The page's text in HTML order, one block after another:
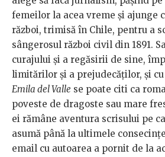
femeilor la acea vreme și ajunge
război, trimisă în Chile, pentru a
sângerosul război civil din 1891.
curajului și a regăsirii de sine,
limitărilor și a prejudecăților, și cu
Emila del Valle se poate citi ca
poveste de dragoste sau mare
ei rămâne aventura scrisului pe
asumă până la ultimele
email cu autoarea a pornit de la